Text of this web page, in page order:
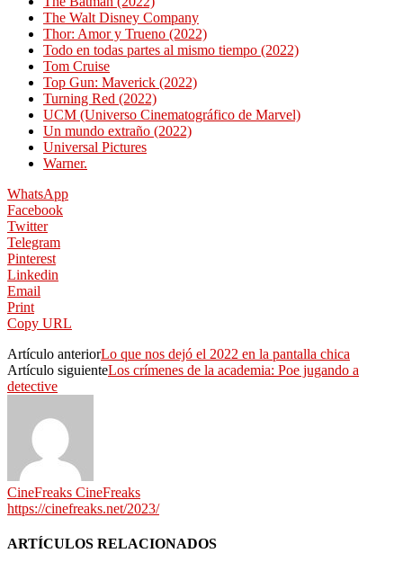
The Walt Disney Company
Thor: Amor y Trueno (2022)
Todo en todas partes al mismo tiempo (2022)
Tom Cruise
Top Gun: Maverick (2022)
Turning Red (2022)
UCM (Universo Cinematográfico de Marvel)
Un mundo extraño (2022)
Universal Pictures
Warner.
WhatsApp
Facebook
Twitter
Telegram
Pinterest
Linkedin
Email
Print
Copy URL
Artículo anteriorLo que nos dejó el 2022 en la pantalla chica
Artículo siguienteLos crímenes de la academia: Poe jugando a
detective
CineFreaks CineFreaks
https://cinefreaks.net/2023/
ARTÍCULOS RELACIONADOS